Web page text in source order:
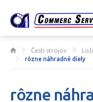
Časti strojov
rôzne náhradné diely
rôzne